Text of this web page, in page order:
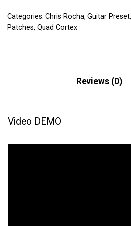
Categories: Chris Rocha, Guitar Preset,
Patches, Quad Cortex
Reviews (0)
Video DEMO